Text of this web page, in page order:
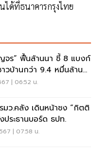
ได้ที่ธนาคารกรุงไทย
จร” ฟื้นล้านนา ชี้ 8 แบงก์
วบ้านกว่า 9.4 หมื่นล้าน
| 06:52 น.
มว.คลัง เดินหน้าชง “กิตติ
ประธานบอร์ด ธปท.
| 07:58 น.